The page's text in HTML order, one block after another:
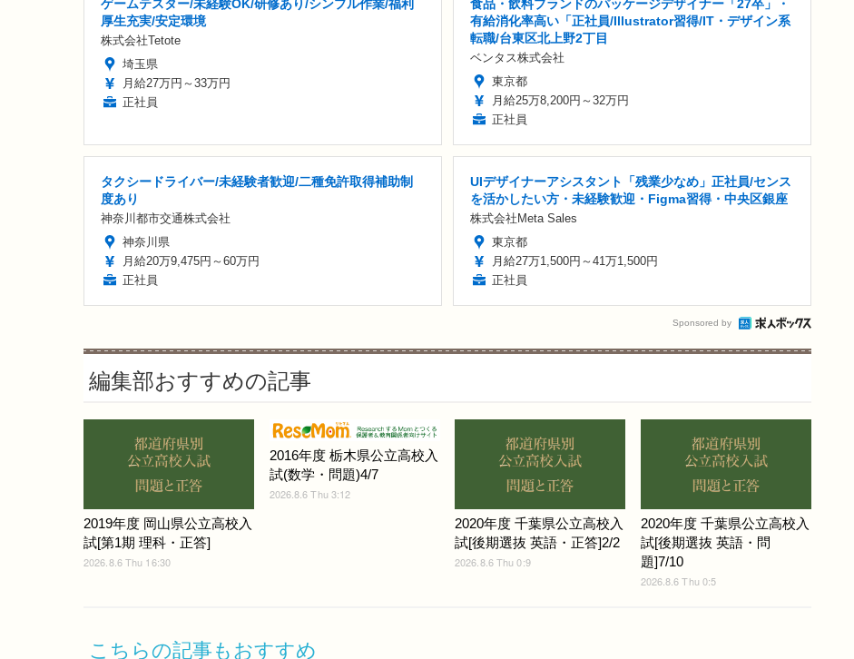
ゲームテスター/未経験OK/研修あり/シンプル作業/福利
厚生充実/安定環境
株式会社Tetote
埼玉県
月給27万円～33万円
正社員
食品・飲料ブランドのパッケージデザイナー「27卒」・
有給消化率高い「正社員/Illustrator習得/IT・デザイン系
転職/台東区北上野2丁目
ベンタス株式会社
東京都
月給25万8,200円～32万円
正社員
タクシードライバー/未経験者歓迎/二種免許取得補助制
度あり
神奈川都市交通株式会社
神奈川県
月給20万9,475円～60万円
正社員
UIデザイナーアシスタント「残業少なめ」正社員/センス
を活かしたい方・未経験歓迎・Figma習得・中央区銀座
株式会社Meta Sales
東京都
月給27万1,500円～41万1,500円
正社員
Sponsored by
編集部おすすめの記事
2019年度 岡山県公立高校入
試[第1期 理科・正答]
2026.8.6 Thu 16:30
2016年度 栃木県公立高校入
試(数学・問題)4/7
2026.8.6 Thu 3:12
2020年度 千葉県公立高校入
試[後期選抜 英語・正答]2/2
2026.8.6 Thu 0:9
2020年度 千葉県公立高校入
試[後期選抜 英語・問
題]7/10
2026.8.6 Thu 0:5
こちらの記事もおすすめ